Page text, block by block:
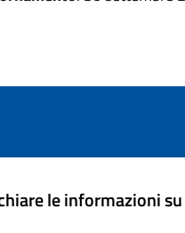
le informazioni